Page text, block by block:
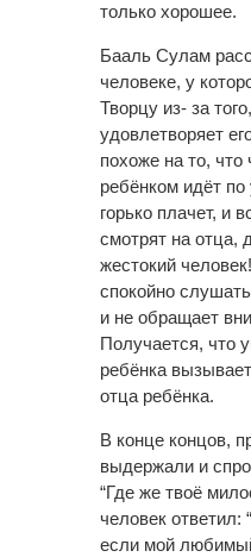
только хорошее.
Бааль Сулам
человеке, у
Творцу из- за
удовлетворяет
похоже на то,
ребёнком идёт
горько плачет, и
смотрят на отца,
жестокий
спокойно
и не обращает
Получается, что
ребёнка
отца ребёнка.
В конце концов,
выдержали и
“Где же твоё
человек ответил:
если мой